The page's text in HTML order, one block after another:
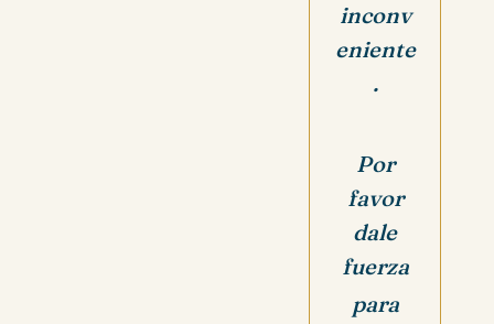
inconv
eniente
.
Por
favor
dale
fuerza
para